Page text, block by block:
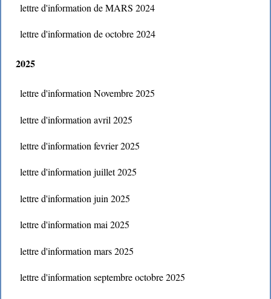
lettre d'information de MARS 2024
lettre d'information de octobre 2024
2025
lettre d'information Novembre 2025
lettre d'information avril 2025
lettre d'information fevrier 2025
lettre d'information juillet 2025
lettre d'information juin 2025
lettre d'information mai 2025
lettre d'information mars 2025
lettre d'information septembre octobre 2025